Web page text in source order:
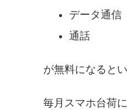
データ通信
通話
が無料になると
毎月スマホ台荷